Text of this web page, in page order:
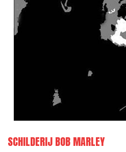
SCHILDERIJ BOB MARLEY